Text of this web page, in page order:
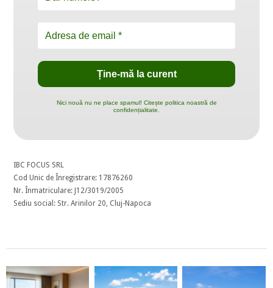
Nici nouă nu ne place spamul! Citește politica noastră de
confidențialitate.
IBC FOCUS SRL
Cod Unic de Înregistrare: 17876260
Nr. Înmatriculare: J12/3019/2005
Sediu social: Str. Arinilor 20, Cluj-Napoca